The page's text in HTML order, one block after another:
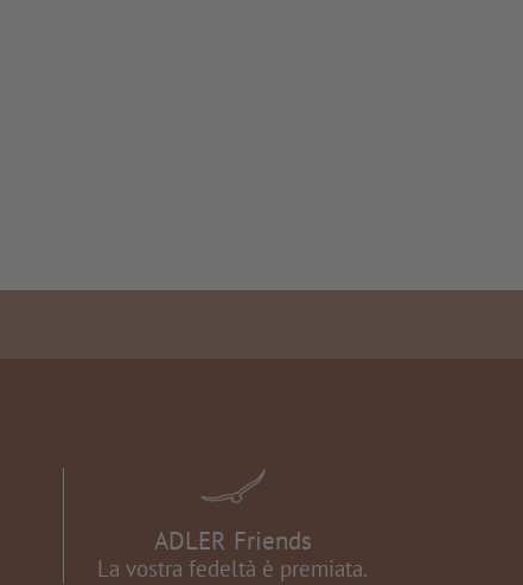
ADLER Friends
La vostra fedeltà è premiata.